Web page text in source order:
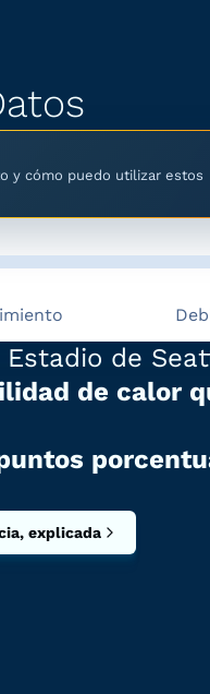
y cómo puedo utilizar estos
Estadio de
de calor
explicada